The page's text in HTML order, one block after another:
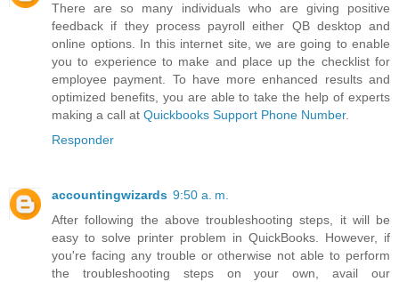
There are so many individuals who are giving positive
feedback if they process payroll either QB desktop and
online options. In this internet site, we are going to enable
you to experience to make and place up the checklist for
employee payment. To have more enhanced results and
optimized benefits, you are able to take the help of experts
making a call at Quickbooks Support Phone Number.
Responder
accountingwizards 9:50 a. m.
After following the above troubleshooting steps, it will be
easy to solve printer problem in QuickBooks. However, if
you're facing any trouble or otherwise not able to perform
the troubleshooting steps on your own, avail our